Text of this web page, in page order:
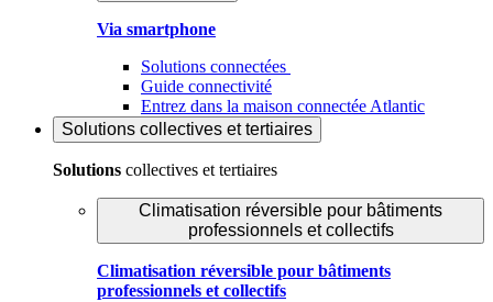
Via smartphone
Solutions connectées
Guide connectivité
Entrez dans la maison connectée Atlantic
Solutions collectives et tertiaires
Solutions collectives et tertiaires
Climatisation réversible pour bâtiments
professionnels et collectifs
Climatisation réversible pour bâtiments
professionnels et collectifs